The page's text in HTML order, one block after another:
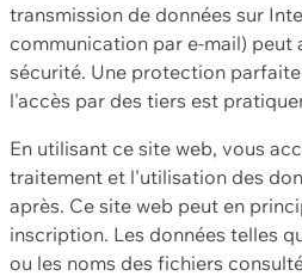
transmission de données sur
communication par e-mail) peut
sécurité. Une protection
l'accès par des tiers est
En utilisant ce site web, vous
traitement et l'utilisation des
après. Ce site web peut en
inscription. Les données telles
ou les noms des fichiers